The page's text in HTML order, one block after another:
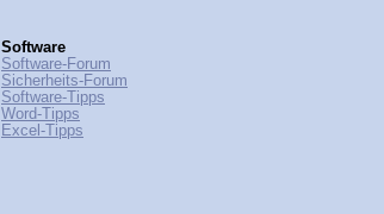
Software
Software-Forum
Sicherheits-Forum
Software-Tipps
Word-Tipps
Excel-Tipps